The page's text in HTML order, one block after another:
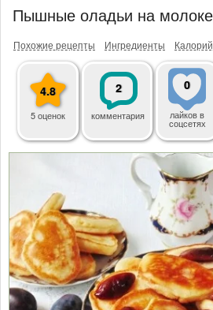
Пышные оладьи на
Похожие рецепты Ингредиенты
4.8
5 оценок
2
комментария
0
лайковв
соцсетях